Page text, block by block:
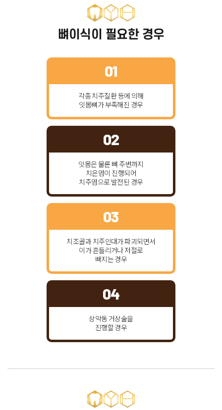
뼈이식이 필요한 경우
01
각종 치주질환 등에 의해
잇몸뼈가 부족해진 경우
02
잇몸은 물론 뼈 주변까지
치은염이 진행되어
치주염으로 발전된 경우
03
치조골과 치주인대가 파괴되면서
이가 흔들리거나 저절로
빠지는 경우
04
상악동 거상술을
진행할 경우